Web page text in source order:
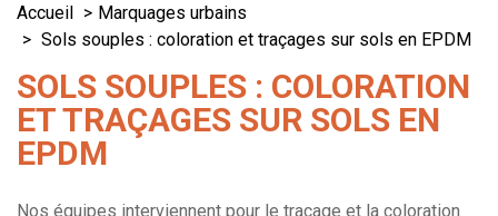
Accueil
Marquages urbains
Sols souples : coloration et traçages sur sols en EPDM
SOLS SOUPLES : COLORATION
ET TRAÇAGES SUR SOLS EN
EPDM
Nos équipes interviennent pour le traçage et la coloration